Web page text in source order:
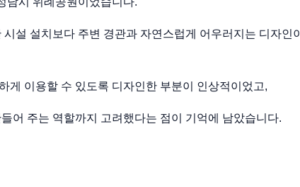
설 설치보다 주변 경관과 자연스럽게 어우러지는 디자인이
게 이용할 수 있도록 디자인한 부분이 인상적이었고,
어 주는 역할까지 고려했다는 점이 기억에 남았습니다.